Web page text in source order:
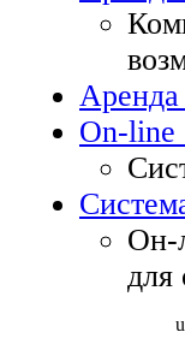
Аренда
On-line
Он-
для